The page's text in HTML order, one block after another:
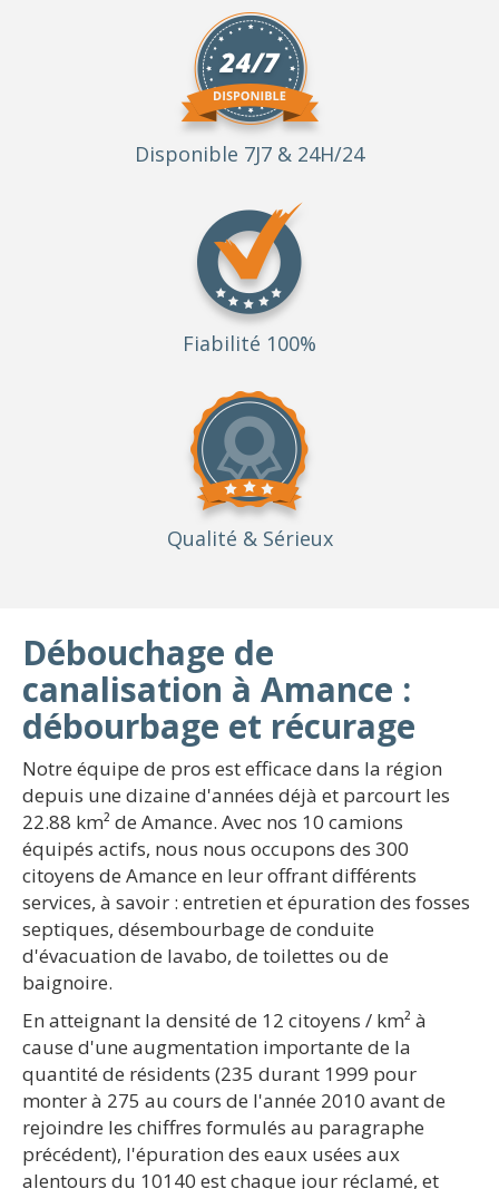
Disponible 7J7 & 24H/24
Fiabilité 100%
Qualité & Sérieux
Débouchage de
canalisation à Amance :
débourbage et récurage
Notre équipe de pros est efficace dans la région
depuis une dizaine d'années déjà et parcourt les
22.88 km² de Amance. Avec nos 10 camions
équipés actifs, nous nous occupons des 300
citoyens de Amance en leur offrant différents
services, à savoir : entretien et épuration des fosses
septiques, désembourbage de conduite
d'évacuation de lavabo, de toilettes ou de
baignoire.
En atteignant la densité de 12 citoyens / km² à
cause d'une augmentation importante de la
quantité de résidents (235 durant 1999 pour
monter à 275 au cours de l'année 2010 avant de
rejoindre les chiffres formulés au paragraphe
précédent), l'épuration des eaux usées aux
alentours du 10140 est chaque jour réclamé, et